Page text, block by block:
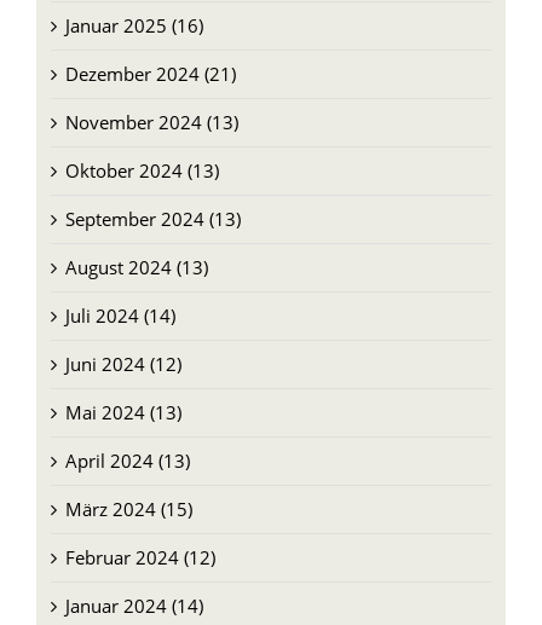
Januar 2025 (16)
Dezember 2024 (21)
November 2024 (13)
Oktober 2024 (13)
September 2024 (13)
August 2024 (13)
Juli 2024 (14)
Juni 2024 (12)
Mai 2024 (13)
April 2024 (13)
März 2024 (15)
Februar 2024 (12)
Januar 2024 (14)